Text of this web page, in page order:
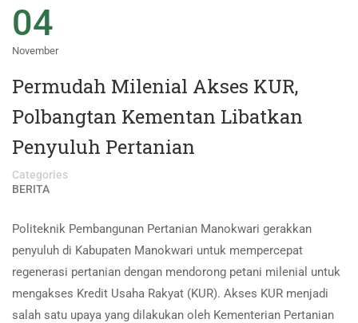
04
November
Permudah Milenial Akses KUR,
Polbangtan Kementan Libatkan
Penyuluh Pertanian
Categories
BERITA
Politeknik Pembangunan Pertanian Manokwari gerakkan
penyuluh di Kabupaten Manokwari untuk mempercepat
regenerasi pertanian dengan mendorong petani milenial untuk
mengakses Kredit Usaha Rakyat (KUR). Akses KUR menjadi
salah satu upaya yang dilakukan oleh Kementerian Pertanian